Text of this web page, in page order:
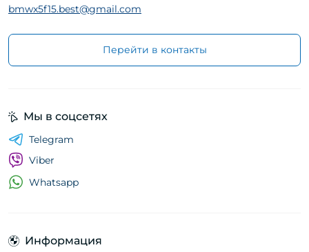
bmwx5f15.best@gmail.com
Перейти в контакты
Информация
Мы в соцсетях
Telegram
Viber
Whatsapp